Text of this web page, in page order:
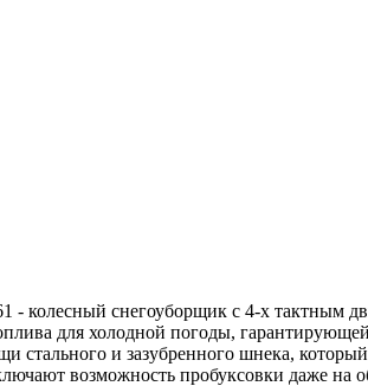
- колесный снегоуборщик с 4-х тактным
для холодной погоды,
и зазубренного шнека,
возможность пробуксовки даже на